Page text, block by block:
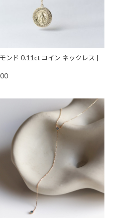
ンド 0.11ct コイン ネックレス |